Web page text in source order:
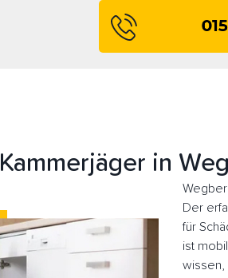
Kammerjäger in
Der
für
ist
wissen,